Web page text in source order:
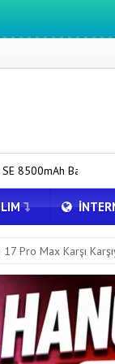
Bağlantısı ile
Pro Max Karşı